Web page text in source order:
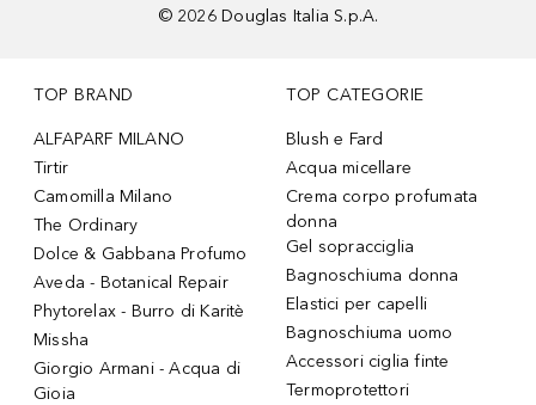
© 2026 Douglas Italia S.p.A.
TOP BRAND
ALFAPARF MILANO
Tirtir
Camomilla Milano
The Ordinary
Dolce & Gabbana Profumo
Aveda - Botanical Repair
Phytorelax - Burro di Karitè
Missha
Giorgio Armani - Acqua di
Gioia
TOP CATEGORIE
Blush e Fard
Acqua micellare
Crema corpo profumata
donna
Gel sopracciglia
Bagnoschiuma donna
Elastici per capelli
Bagnoschiuma uomo
Accessori ciglia finte
Termoprotettori